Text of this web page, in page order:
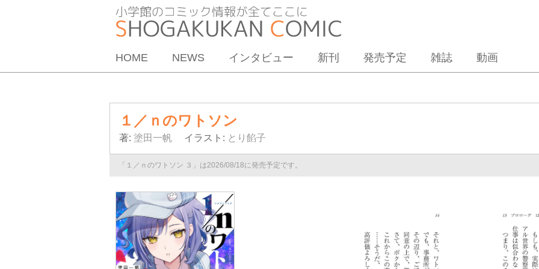
HOME NEWS インタビュー 新刊 発売予定 雑誌 動画
１／ｎのワトソン
著: 塗田一帆 イラスト: とり餡子
「１／ｎのワトソン ３」は2026/08/18に発売予定です。